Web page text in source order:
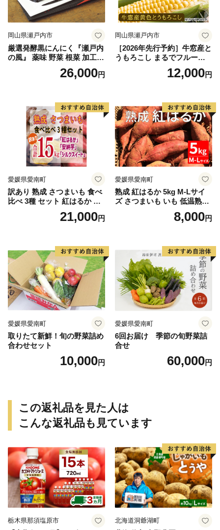
岡山県瀬戸内市
厳選発酵黒にんにく『瀬戸内
の風』 薬味 野菜 根菜 加工食
26,000円
岡山県瀬戸内市
［2026年先行予約］牛窓産と
うもろこし まるでフルー
ツ！最高糖度25度超え 生で
甘い、茹でて美味い！ 黄色
野菜
12,000円
愛媛県愛南町
訳あり 熟成 さつまいも 食べ
比べ 3種 セット 紅はるか 安
納芋 シルクスイート 合計 15
kg サイズ混合 サツマイモ 焼
芋 ほしいも スイートポテト
いも天 サイズミックス 甘い
ねっとり 生芋 新芋 あんのう
いも 甘藷 べにはるか スイー
ツ 国産 糖度 産地直送 農家直
送 数量限定 21000円 愛媛 愛
南 ミッチーのおみかん畑
21,000円
愛媛県愛南町
熟成 紅はるか 5kg M-Lサイ
ズ さつまいも いも 低温熟成
完全熟成収穫 甘い 糖度 焼き
芋 やきいも スイートポテト
8,000円
愛媛県愛南町
取りたて新鮮！旬の野菜詰め
合わせセット
10,000円
愛媛県愛南町
6回お届け 季節の旬野菜詰
合せ
60,000円
この返礼品を見た人は
こんな返礼品も見ています
栃木県那須塩原市 北海道洞爺湖町